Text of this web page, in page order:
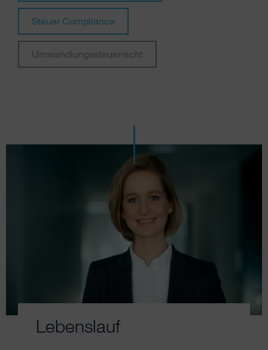
Steuer Compliance
Umwandlungssteuerrecht
Lebenslauf